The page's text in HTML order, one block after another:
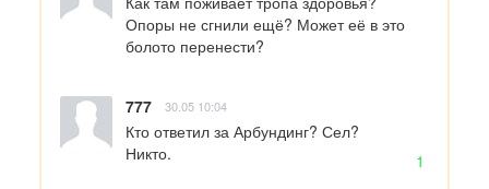
Опоры не сгнили ещё? Может её в это
болото перенести?
777 30.05 10:04
Кто ответил за Арбундинг? Сел?
Никто.
1